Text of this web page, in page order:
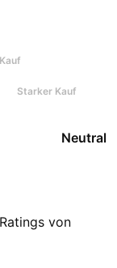
Kauf
Starker Kauf
Neutral
von